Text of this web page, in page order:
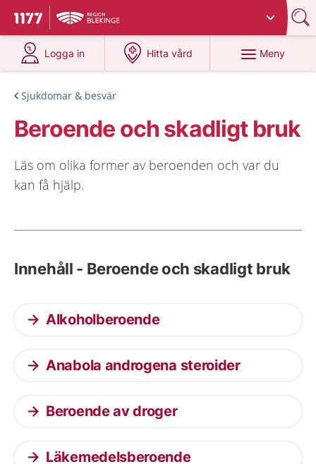
Till startsidan för 1177
Du har valt region
Logga in
på 1177.se
Hitta vård
på 1177.se
Meny
Sjukdomar & besvär
Beroende och skadligt bruk
Läs om olika former av beroenden och var du
kan få hjälp.
Innehåll - Beroende och skadligt bruk
Alkoholberoende
Anabola androgena steroider
Beroende av droger
Läkemedelsberoende